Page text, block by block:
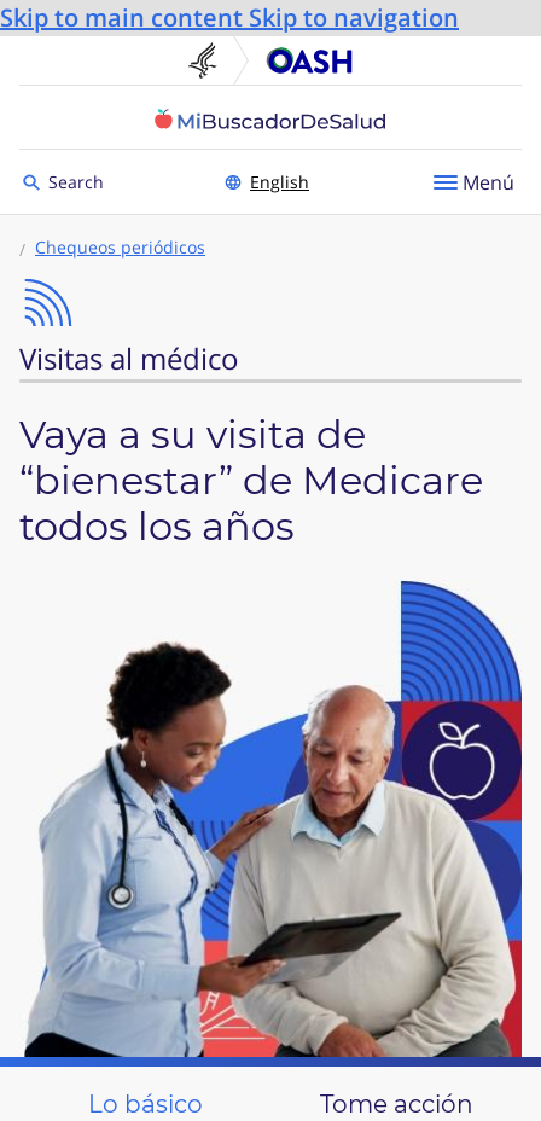
Skip to main content Skip to navigation
U.S. Department of
Toggle to
Search English Menú
Chequeos periódicos
Visitas al médico
Vaya a su visita de
“bienestar” de Medicare
todos los años
Lo básico Tome acción